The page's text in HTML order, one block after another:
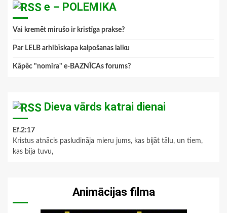
e – POLEMIKA
Vai kremēt mirušo ir kristīga prakse?
Par LELB arhibīskapa kalpošanas laiku
Kāpēc "nomira" e-BAZNĪCAs forums?
Dieva vārds katrai dienai
Ef.2:17
Kristus atnācis pasludināja mieru jums, kas bijāt tālu, un tiem,
kas bija tuvu,
Animācijas filma